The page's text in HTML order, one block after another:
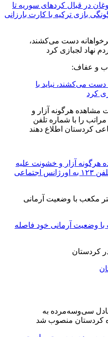
در قبال کردهای سوریه تا
بازی ترکیه با کارت بارزانی
و عفاف:
دست می‌کشند، نباید با
کرد
آزار و خشونت علیه
کودکان مراتب را با شماره تلفن ۱۲۳ به اورژانس اجتماعی
مکعب با وضعیت آرمانی خود فاصله